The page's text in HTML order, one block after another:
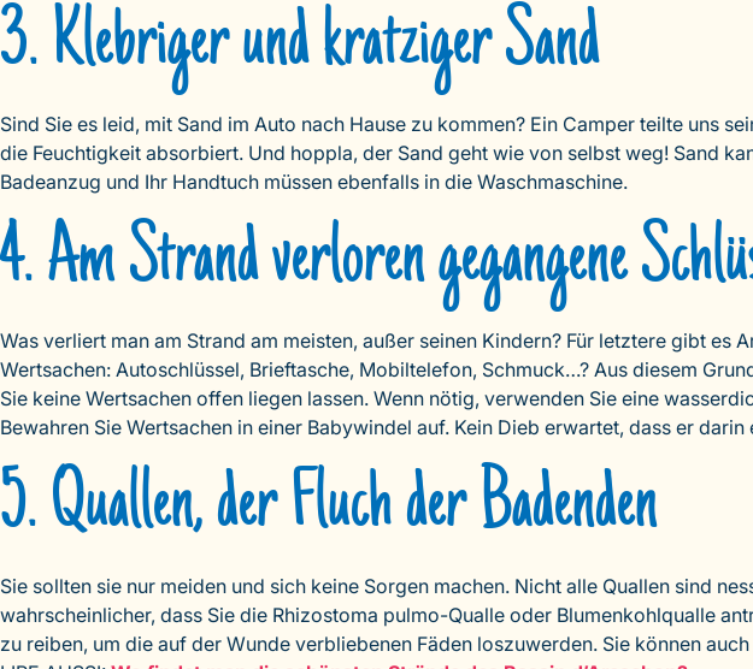
3. Klebriger und kratziger Sand
Sind Sie es leid, mit Sand im Auto nach Hause zu kommen? Ein Camper teilte uns
die Feuchtigkeit absorbiert. Und hoppla, der Sand geht wie von selbst weg! Sand
Badeanzug und Ihr Handtuch müssen ebenfalls in die Waschmaschine.
4. Am Strand verloren gegangene
Was verliert man am Strand am meisten, außer seinen Kindern? Für letztere gibt
Wertsachen: Autoschlüssel, Brieftasche, Mobiltelefon, Schmuck…? Aus diesem
Sie keine Wertsachen offen liegen lassen. Wenn nötig, verwenden Sie eine
Bewahren Sie Wertsachen in einer Babywindel auf. Kein Dieb erwartet, dass er
5. Quallen, der Fluch der Badenden
Sie sollten sie nur meiden und sich keine Sorgen machen. Nicht alle Quallen sind
wahrscheinlicher, dass Sie die Rhizostoma pulmo-Qualle oder Blumenkohlqualle
zu reiben, um die auf der Wunde verbliebenen Fäden loszuwerden. Sie können